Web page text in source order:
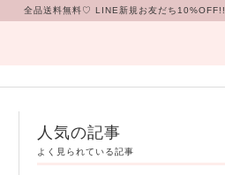
全品送料無料♡ LINE新規お友だち10%OFF!!
人気の記事
よく見られている記事